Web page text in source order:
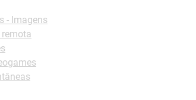
- Imagens
remota